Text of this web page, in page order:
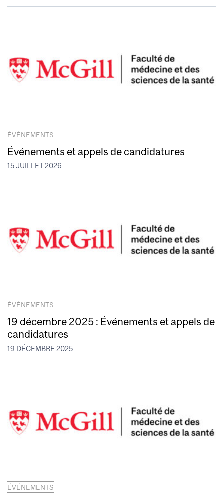
ÉVÉNEMENTS
Événements et appels de candidatures
15 JUILLET 2026
ÉVÉNEMENTS
19 décembre 2025 : Événements et appels de
candidatures
19 DÉCEMBRE 2025
ÉVÉNEMENTS